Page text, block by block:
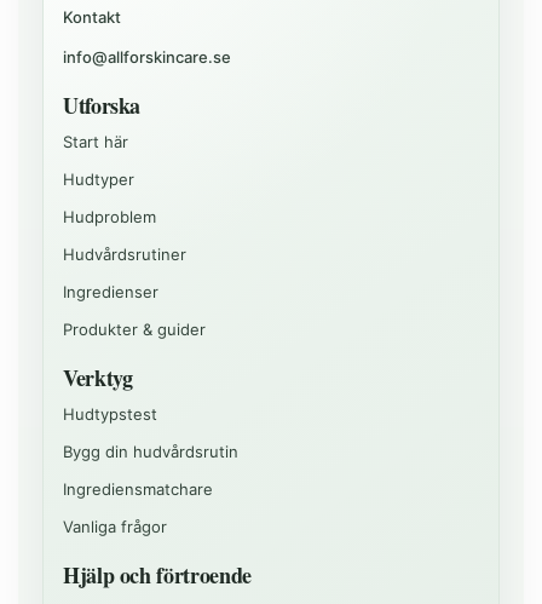
Kontakt
info@allforskincare.se
Utforska
Start här
Hudtyper
Hudproblem
Hudvårdsrutiner
Ingredienser
Produkter & guider
Verktyg
Hudtypstest
Bygg din hudvårdsrutin
Ingrediensmatchare
Vanliga frågor
Hjälp och förtroende